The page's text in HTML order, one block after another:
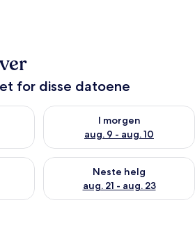
for disse datoene
kveld, aug. 8 - aug. 9
I morgen
aug. 9 - aug. 10
Sjekk tilgjengelighet for i
helgen, aug. 14 - aug. 16
Neste helg
aug. 21 - aug. 23
Sjekk tilgjengelighet for